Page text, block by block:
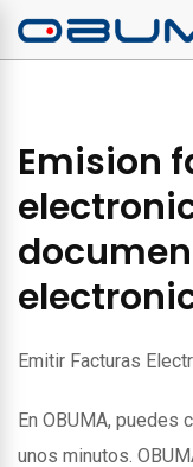
Emision
Emitir Facturas
En OBUMA, puedes
unos minutos.